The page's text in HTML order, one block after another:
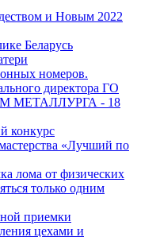
и Новым 2022
Беларусь
номеров.
директора ГО
МЕТАЛЛУРГА - 18
конкурс
«Лучший по
лома от физических
только одним
приемки
цехами и